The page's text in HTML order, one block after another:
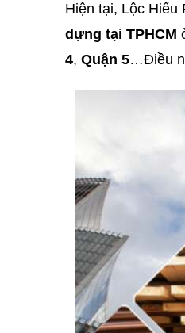
Hiện tại, Lộc Hiếu
dựng tại TPHCM
4, Quận 5…Điều